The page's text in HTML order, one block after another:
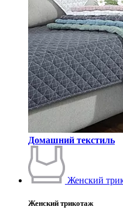
Домашний текстиль
Женский
Женский трикотаж